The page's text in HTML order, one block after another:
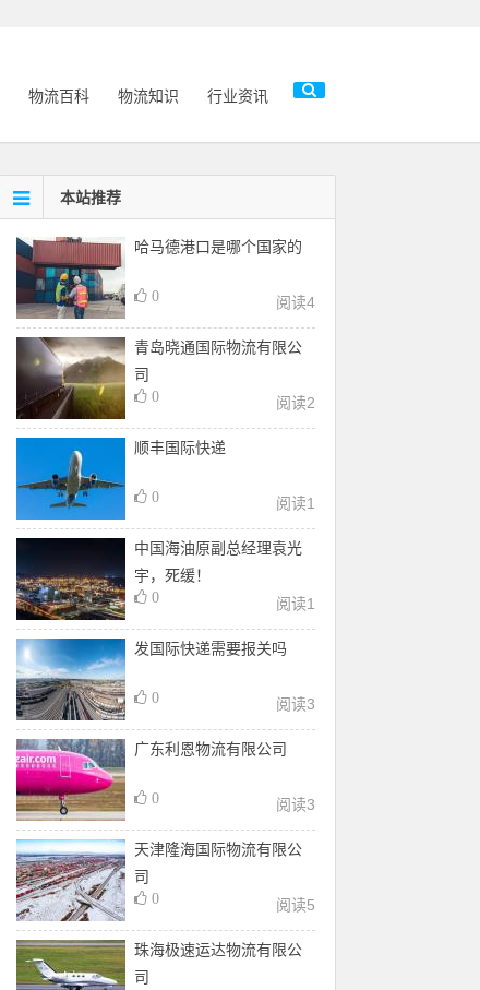
物流百科 物流知识 行业资讯
本站推荐
哈马德港口是哪个国家的
阅读4
0
青岛晓通国际物流有限公
司
阅读2
0
顺丰国际快递
阅读1
0
中国海油原副总经理袁光
宇，死缓！
阅读1
0
发国际快递需要报关吗
阅读3
0
广东利恩物流有限公司
阅读3
0
天津隆海国际物流有限公
司
阅读5
0
珠海极速运达物流有限公
司